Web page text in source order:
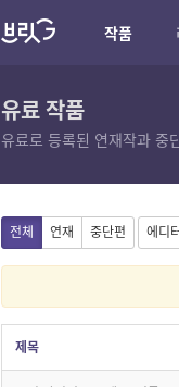
작품
유료 작품
유료로 등록된 연재작과 중
전체 연재 중단편 에디터
제목